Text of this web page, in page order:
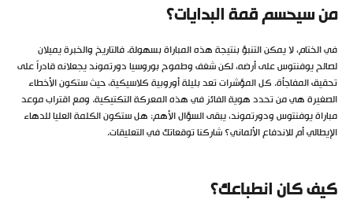
من سيحسم قمة البدايات؟
في الختام، لا يمكن التنبؤ بنتيجة هذه المباراة بسهولة. فالتاريخ والخبرة يميلان
لصالح يوفنتوس على أرضه، لكن شغف وطموح بوروسيا دورتموند يجعلانه قادراً على
تحقيق المفاجأة. كل المؤشرات تعد بليلة أوروبية كلاسيكية، حيث ستكون الأخطاء
الصغيرة هي من تحدد هوية الفائز في هذه المعركة التكتيكية. ومع اقتراب موعد
مباراة يوفنتوس ودورتموند، يبقى السؤال الأهم: هل ستكون الكلمة العليا للدهاء
الإيطالي أم للاندفاع الألماني؟ شاركنا توقعاتك في التعليقات.
كيف كان انطباعك؟